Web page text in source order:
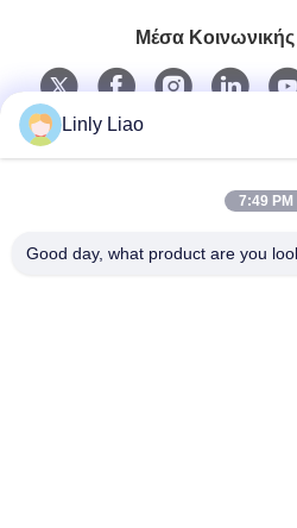
Μέσα
Γρήγορη
Τηλ.
Linly Liao
7:49 PM
Good day, what product are you